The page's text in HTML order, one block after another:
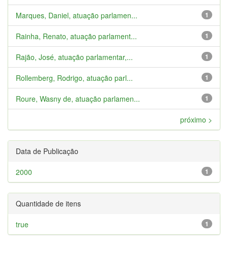
1
Marques, Daniel, atuação parlamen...
1
Rainha, Renato, atuação parlament...
1
Rajão, José, atuação parlamentar,...
1
Rollemberg, Rodrigo, atuação parl...
1
Roure, Wasny de, atuação parlamen...
próximo >
Data de Publicação
1
2000
Quantidade de itens
1
true